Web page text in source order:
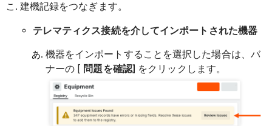
建機記録をつなぎます。
テレマティクス接続を介してインポートされた機器
機器をインポートすることを選択した場合は、バ
ナーの [ 問題を確認] をクリックします。